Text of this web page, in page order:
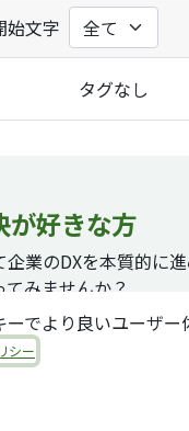
始文字
タグなし
が好きな方
業のDXを本質的に進
みませんか？
でより良いユーザー
シー